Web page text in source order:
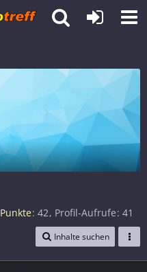
Punkte 42 Profil-Aufrufe 41
Inhalte suchen